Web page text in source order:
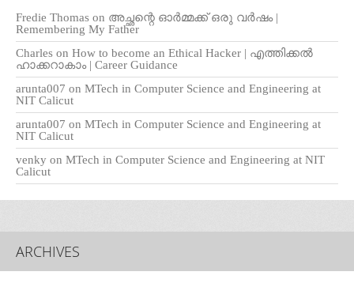
Fredie Thomas on അച്ഛന്റെ ഓർമ്മക്ക് ഒരു വർഷം |
Remembering My Father
Charles on How to become an Ethical Hacker | എത്തിക്കല്‍
ഹാക്കറാകാം | Career Guidance
arunta007 on MTech in Computer Science and Engineering at
NIT Calicut
arunta007 on MTech in Computer Science and Engineering at
NIT Calicut
venky on MTech in Computer Science and Engineering at NIT
Calicut
ARCHIVES